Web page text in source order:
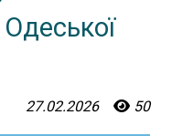
Одеської
27.02.2026 50